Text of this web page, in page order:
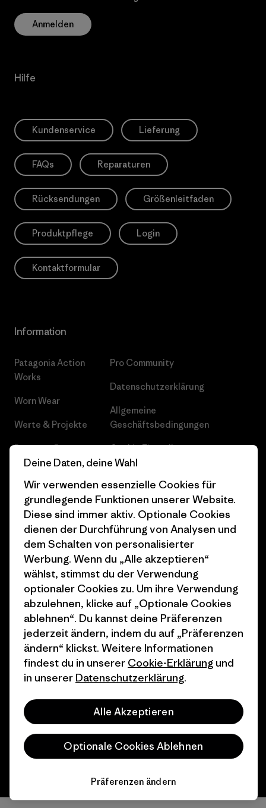
Anmelden
Hilfe
Kundenservice Lieferung
FAQs Reparaturen
Rücksendungen Größenleitfaden
Produktpflege Login
Kontaktformular
Information
Patagonia Action
Works
Worn Wear
Werte & Projekte
Progress Report
Business Unusual
Klimaziele
1% For The Planet
Wie wir finanzieren
Geschenkgutscheine
Stores in deiner Nähe
Pro Community
Datenschutzerklärung
Allgemeine
Geschäftsbedingungen
Cookie Einstellungen
Pressekontakt
Industry program
Affiliate-Programm
Patagonia Schweiz
Seitenverzeichnis
© 2026 Patagonia, Inc. All Rights Reserved.
Deutsch
Deine Daten, deine Wahl
Wir verwenden essenzielle Cookies für
grundlegende Funktionen unserer Website.
Diese sind immer aktiv. Optionale Cookies
dienen der Durchführung von Analysen und
dem Schalten von personalisierter
Werbung. Wenn du „Alle akzeptieren“
wählst, stimmst du der Verwendung
optionaler Cookies zu. Um ihre Verwendung
abzulehnen, klicke auf „Optionale Cookies
ablehnen“. Du kannst deine Präferenzen
jederzeit ändern, indem du auf „Präferenzen
ändern“ klickst. Weitere Informationen
findest du in unserer Cookie-Erklärung und
in unserer Datenschutzerklärung.
Alle Akzeptieren
Optionale Cookies Ablehnen
Präferenzen ändern